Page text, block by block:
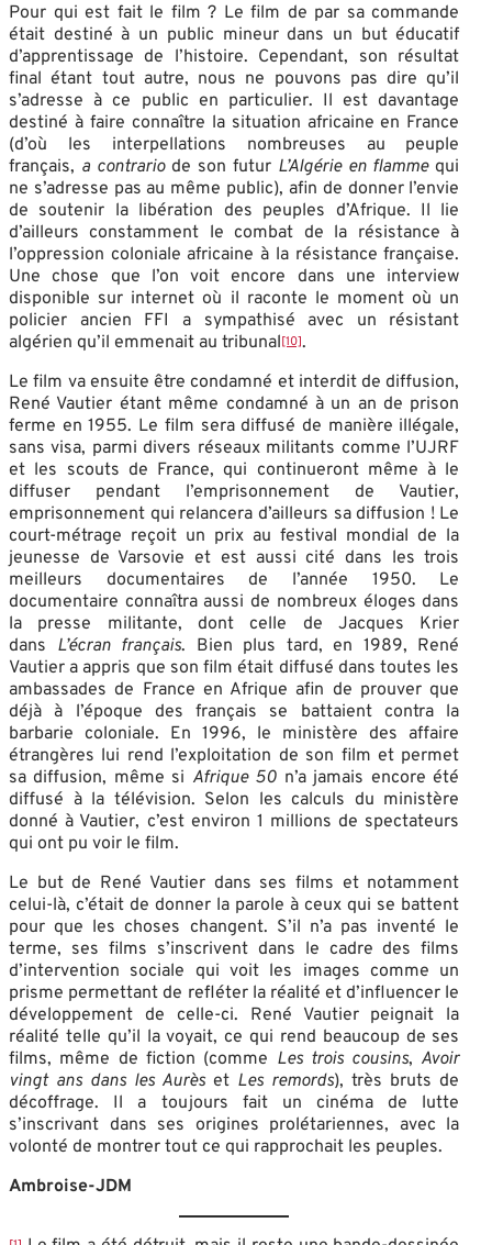
Pour qui est fait le film ? Le film de par sa commande
était destiné à un public mineur dans un but éducatif
d’apprentissage de l’histoire. Cependant, son résultat
final étant tout autre, nous ne pouvons pas dire qu’il
s’adresse à ce public en particulier. Il est davantage
destiné à faire connaître la situation africaine en France
(d’où les interpellations nombreuses au peuple
français, a contrariode son futur L’Algérie en flammequi
ne s’adresse pas au même public), afin de donner l’envie
de soutenir la libération des peuples d’Afrique. Il lie
d’ailleurs constamment le combat de la résistance à
l’oppression coloniale africaine à la résistance française.
Une chose que l’on voit encore dans une interview
disponible sur internet où il raconte le moment où un
policier ancien FFI a sympathisé avec un résistant
algérien qu’il emmenait au tribunal [10].
Le film va ensuite être condamné et interdit de diffusion,
René Vautier étant même condamné à un an de prison
ferme en 1955. Le film sera diffusé de manière illégale,
sans visa, parmi divers réseaux militants comme l’UJRF
et les scouts de France, qui continueront même à le
diffuser pendant l’emprisonnement de Vautier,
emprisonnement qui relancera d’ailleurs sa diffusion ! Le
court-métrage reçoit un prix au festival mondial de la
jeunesse de Varsovie et est aussi cité dans les trois
meilleurs documentaires de l’année 1950. Le
documentaire connaîtra aussi de nombreux éloges dans
la presse militante, dont celle de Jacques Krier
dans L’écran français. Bien plus tard, en 1989, René
Vautier a appris que son film était diffusé dans toutes les
ambassades de France en Afrique afin de prouver que
déjà à l’époque des français se battaient contra la
barbarie coloniale. En 1996, le ministère des affaire
étrangères lui rend l’exploitation de son film et permet
sa diffusion, même si Afrique 50 n’a jamais encore été
diffusé à la télévision. Selon les calculs du ministère
donné à Vautier, c’est environ 1 millions de spectateurs
qui ont pu voir le film.
Le but de René Vautier dans ses films et notamment
celui-là, c’était de donner la parole à ceux qui se battent
pour que les choses changent. S’il n’a pas inventé le
terme, ses films s’inscrivent dans le cadre des films
d’intervention sociale qui voit les images comme un
prisme permettant de refléter la réalité et d’influencer le
développement de celle-ci. René Vautier peignait la
réalité telle qu’il la voyait, ce qui rend beaucoup de ses
films, même de fiction (comme Les trois cousins, Avoir
vingt ans dans les Aurèset Les remords), très bruts de
décoffrage. Il a toujours fait un cinéma de lutte
s’inscrivant dans ses origines prolétariennes, avec la
volonté de montrer tout ce qui rapprochait les peuples.
Ambroise-JDM